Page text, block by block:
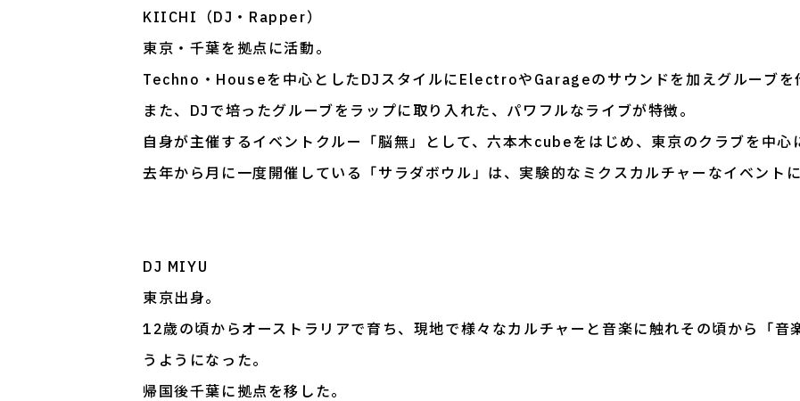
KIICHI（DJ・Rapper）
東京・千葉を拠点に活動。
Techno・Houseを中心としたDJスタイルにElectroやGarageのサウンドを加えグルーブを
また、DJで培ったグルーブをラップに取り入れた、パワフルなライブが特徴。
自身が主催するイベントクルー「脳無」として、六本木cubeをはじめ、東京のクラブを中心
去年から月に一度開催している「サラダボウル」は、実験的なミクスカルチャーなイベントに
DJ MIYU
東京出身。
12歳の頃からオーストラリアで育ち、現地で様々なカルチャーと音楽に触れその頃から「音
うようになった。
帰国後千葉に拠点を移した。